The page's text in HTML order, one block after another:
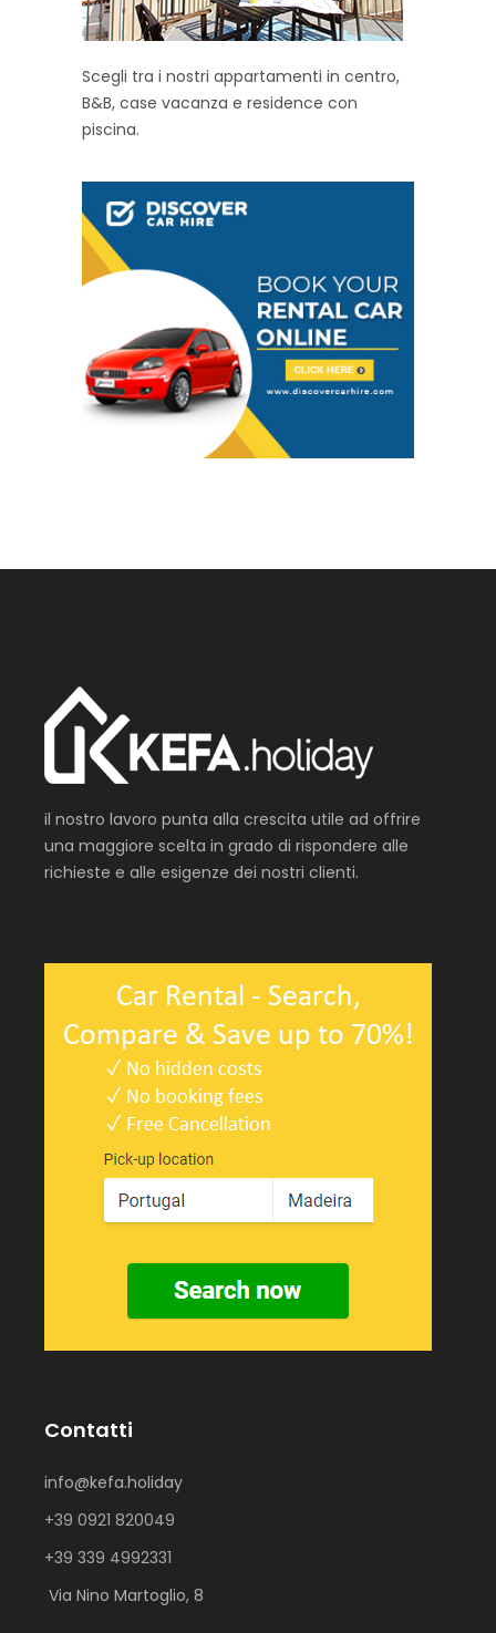
Scegli tra i nostri appartamenti in centro,
B&B, case vacanza e residence con
piscina.
il nostro lavoro punta alla crescita utile ad offrire
una maggiore scelta in grado di rispondere alle
richieste e alle esigenze dei nostri clienti.
Contatti
info@kefa.holiday
+39 0921 820049
+39 339 4992331
Via Nino Martoglio, 8